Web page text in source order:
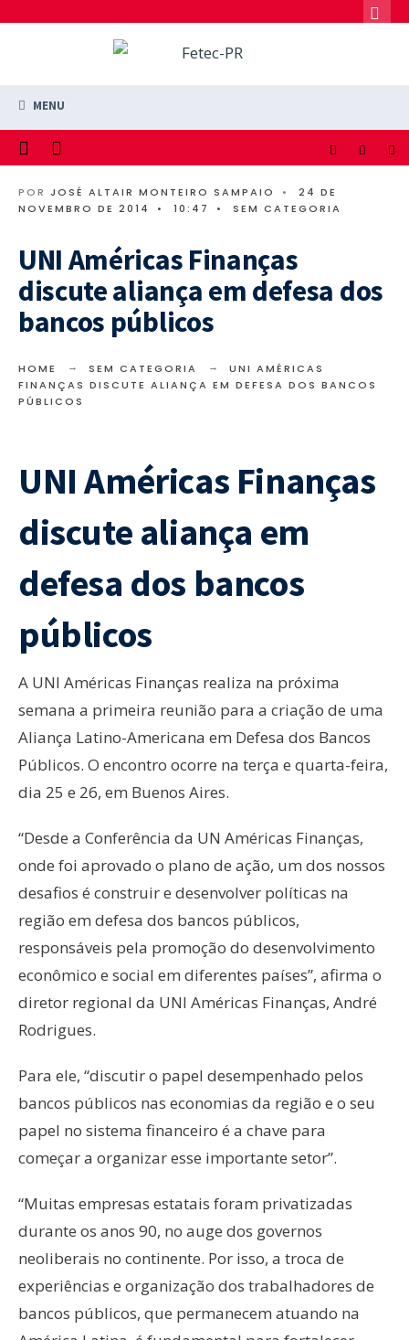
MENU
POR JOSÉ ALTAIR MONTEIRO SAMPAIO •
24 DE
NOVEMBRO DE 2014
• 10:47 • SEM CATEGORIA
UNI Américas Finanças
discute aliança em defesa dos
bancos públicos
HOME SEM CATEGORIA
UNI AMÉRICAS
FINANÇAS DISCUTE ALIANÇA EM DEFESA DOS BANCOS
PÚBLICOS
UNI Américas Finanças
discute aliança em
defesa dos bancos
públicos
A UNI Américas Finanças realiza na próxima
semana a primeira reunião para a criação de uma
Aliança Latino-Americana em Defesa dos Bancos
Públicos. O encontro ocorre na terça e quarta-feira,
dia 25 e 26, em Buenos Aires.
“Desde a Conferência da UN Américas Finanças,
onde foi aprovado o plano de ação, um dos nossos
desafios é construir e desenvolver políticas na
região em defesa dos bancos públicos,
responsáveis pela promoção do desenvolvimento
econômico e social em diferentes países”, afirma o
diretor regional da UNI Américas Finanças, André
Rodrigues.
Para ele, “discutir o papel desempenhado pelos
bancos públicos nas economias da região e o seu
papel no sistema financeiro é a chave para
começar a organizar esse importante setor”.
“Muitas empresas estatais foram privatizadas
durante os anos 90, no auge dos governos
neoliberais no continente. Por isso, a troca de
experiências e organização dos trabalhadores de
bancos públicos, que permanecem atuando na